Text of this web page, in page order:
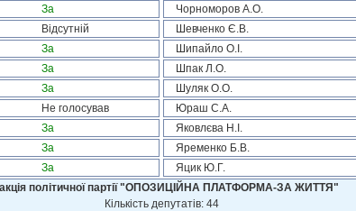
За Чорноморов А.О.
Відсутній Шевченко Є.В.
За Шипайло О.І.
За Шпак Л.О.
За Шуляк О.О.
Не голосував Юраш С.А.
За Яковлєва Н.І.
За Яременко Б.В.
За Яцик Ю.Г.
політичної партії "ОПОЗИЦІЙНА ПЛАТФОРМА-ЗА ЖИТТЯ"
Кількість депутатів: 44